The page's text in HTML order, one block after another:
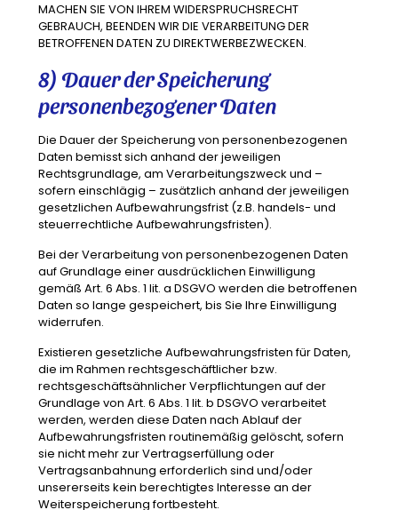
MACHEN SIE VON IHREM WIDERSPRUCHSRECHT
GEBRAUCH, BEENDEN WIR DIE VERARBEITUNG DER
BETROFFENEN DATEN ZU DIREKTWERBEZWECKEN.
8) Dauer der Speicherung
personenbezogener Daten
Die Dauer der Speicherung von personenbezogenen
Daten bemisst sich anhand der jeweiligen
Rechtsgrundlage, am Verarbeitungszweck und –
sofern einschlägig – zusätzlich anhand der jeweiligen
gesetzlichen Aufbewahrungsfrist (z.B. handels- und
steuerrechtliche Aufbewahrungsfristen).
Bei der Verarbeitung von personenbezogenen Daten
auf Grundlage einer ausdrücklichen Einwilligung
gemäß Art. 6 Abs. 1 lit. a DSGVO werden die betroffenen
Daten so lange gespeichert, bis Sie Ihre Einwilligung
widerrufen.
Existieren gesetzliche Aufbewahrungsfristen für Daten,
die im Rahmen rechtsgeschäftlicher bzw.
rechtsgeschäftsähnlicher Verpflichtungen auf der
Grundlage von Art. 6 Abs. 1 lit. b DSGVO verarbeitet
werden, werden diese Daten nach Ablauf der
Aufbewahrungsfristen routinemäßig gelöscht, sofern
sie nicht mehr zur Vertragserfüllung oder
Vertragsanbahnung erforderlich sind und/oder
unsererseits kein berechtigtes Interesse an der
Weiterspeicherung fortbesteht.